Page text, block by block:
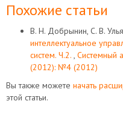
Похожие статьи
В. Н. Добрынин, С. В.
интеллектуальное
систем. Ч.2. , Системный
(2012): №4 (2012)
Вы также можете начать
этой статьи.